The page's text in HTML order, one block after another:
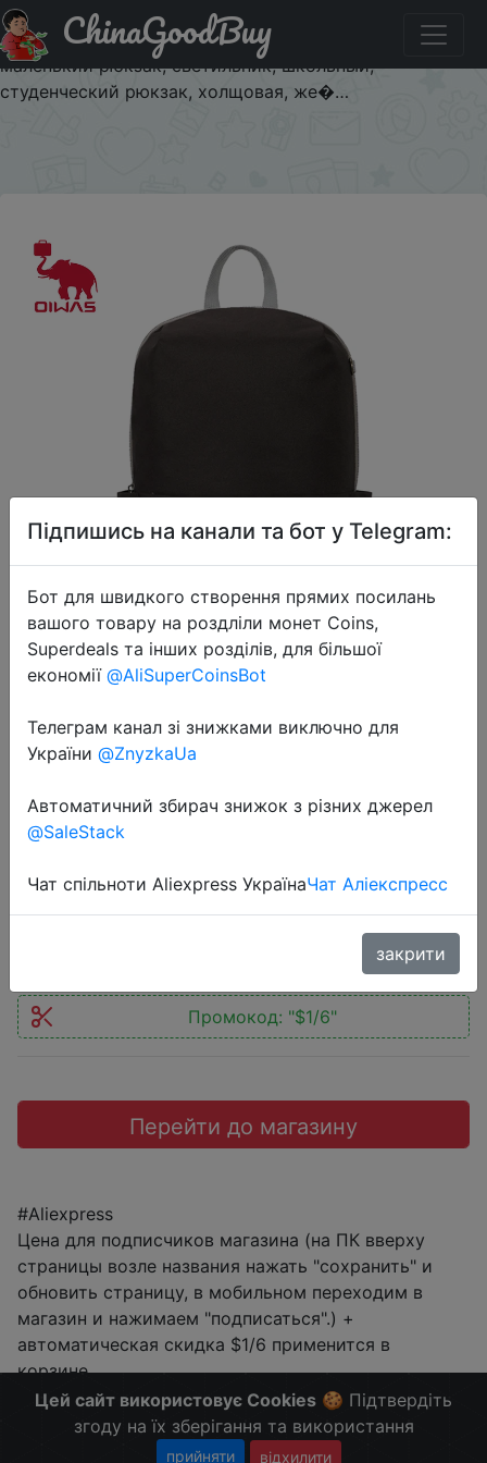
Купити по знижці $1/6 Сумка Oiwas Женская,
повседневная, для путешествий, спортивный,
маленький рюкзак, светильник, школьный,
студенческий рюкзак, холщовая, же�…
ChinaGoodBuy
2020-07-25
Сумка Oiwas Женская,
повседневная, для путешествий,
спортивный, маленький рюкзак,
студенческий рюкзак, холщовая,
же�…
$5.07
Промокод: "$1/6"
Перейти до магазину
#Aliexpress
Цена для подписчиков магазина (на ПК вверху
страницы возле названия нажать "сохранить" и
обновить страницу, в мобильном переходим в
магазин и нажимаем "подписаться".) +
автоматическая скидка $1/6 применится в
корзине.
Больше скидок в telegramt.me/ChinaGoodBuy
Цей сайт використовує Cookies 🍪 Підтвердіть
згоду на їх зберігання та використання
прийняти відхилити
Підпишись на канали та бот у Telegram:
Бот для швидкого створення прямих посилань
вашого товару на роздліли монет Coins,
Superdeals та інших розділів, для більшої
економії @AliSuperCoinsBot
Телеграм канал зі знижками виключно для
України @ZnyzkaUa
Автоматичний збирач знижок з різних джерел
@SaleStack
Чат спільноти Aliexpress УкраїнаЧат Аліекспресс
закрити